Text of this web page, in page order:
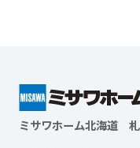
ミサワホーム北海道